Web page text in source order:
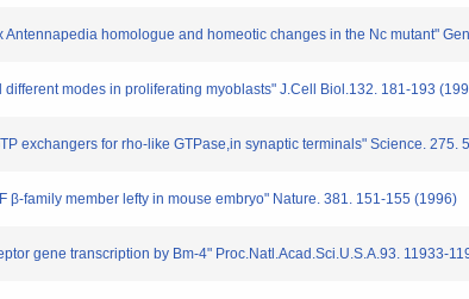
homologue and homeotic changes in the Nc mutant"
modes in proliferating myoblasts" J.Cell Biol.132. 181-193
exchangers for rho-like GTPase,in synaptic terminals" Science. 275.
β-family member lefty in mouse embryo" Nature. 381. 151-155 (1996)
gene transcription by Bm-4" Proc.Natl.Acad.Sci.U.S.A.93. 11933-